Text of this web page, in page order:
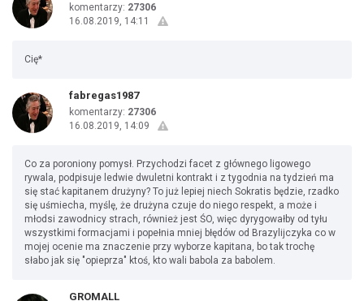
komentarzy: 27306
16.08.2019, 14:11
Cię*
fabregas1987
komentarzy: 27306
16.08.2019, 14:09
Co za poroniony pomysł. Przychodzi facet z głównego ligowego
rywala, podpisuje ledwie dwuletni kontrakt i z tygodnia na tydzień ma
się stać kapitanem drużyny? To już lepiej niech Sokratis będzie, rzadko
się uśmiecha, myślę, że drużyna czuje do niego respekt, a może i
młodsi zawodnicy strach, również jest ŚO, więc dyrygowałby od tyłu
wszystkimi formacjami i popełnia mniej błędów od Brazylijczyka co w
mojej ocenie ma znaczenie przy wyborze kapitana, bo tak trochę
słabo jak się "opieprza" ktoś, kto wali babola za babolem.
GROMALL